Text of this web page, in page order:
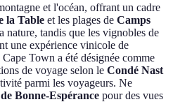
et l'océan, offrant un cadre
la Table et les plages de Camps
nature, tandis que les vignobles de
une expérience vinicole de
Town a été désignée comme
de voyage selon le Condé Nast
parmi les voyageurs. Ne
Bonne-Espérance pour des vues